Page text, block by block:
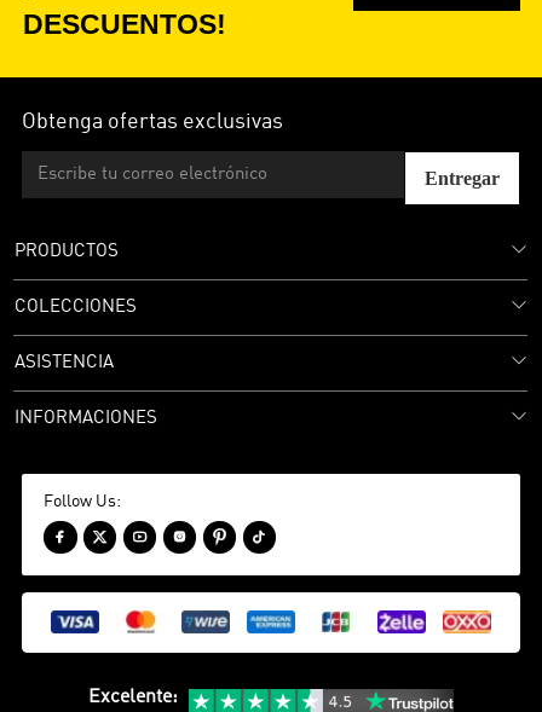
DESCUENTOS!
Obtenga ofertas exclusivas
Entregar
PRODUCTOS
COLECCIONES
ASISTENCIA
INFORMACIONES
Follow Us:
     
Excelente: